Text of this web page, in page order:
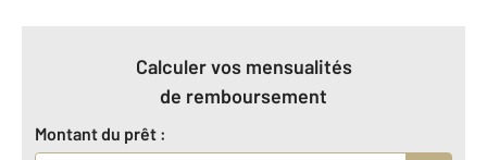
Calculer vos mensualités
de remboursement
Montant du prêt :